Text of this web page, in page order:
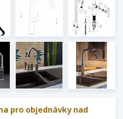
pro objednávky nad